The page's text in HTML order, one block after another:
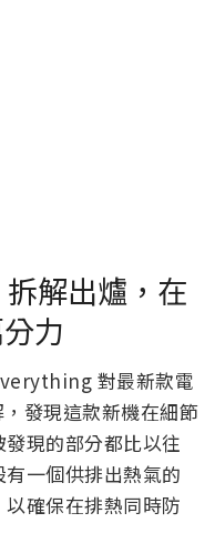
拆解出爐，在
力
對最新款電
發現這款新機在細節
現的部分都比以往
一個供排出熱氣的
確保在排熱同時防